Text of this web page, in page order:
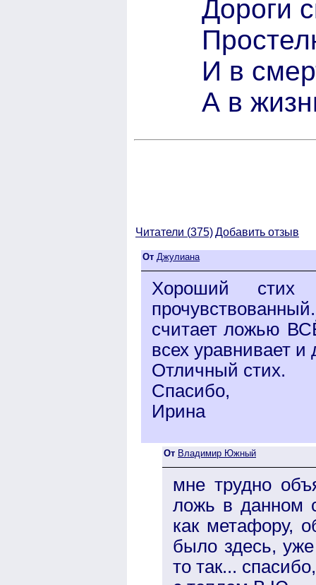
Дороги
И в
А в
Читатели (375)Добавить отзыв
От Джулиана
Хороший стих
считает ложью
всех уравнивает и
Отличный стих.
Спасибо,
Ирина
От Владимир Южный
мне трудно
ложь в данном
как метафору,
было здесь, уже
то так...